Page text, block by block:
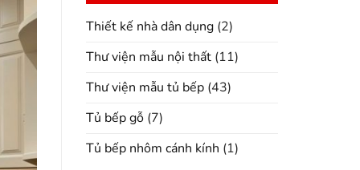
Thiết kế nhà dân dụng (2)
Thư viện mẫu nội thất (11)
Thư viện mẫu tủ bếp (43)
Tủ bếp gỗ (7)
Tủ bếp nhôm cánh kính (1)